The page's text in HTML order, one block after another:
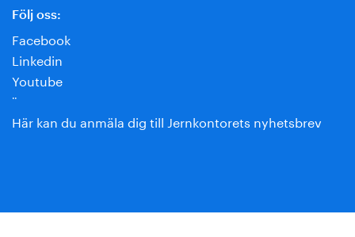
Följ oss:
Facebook
Linkedin
Youtube
¨
Här kan du anmäla dig till Jernkontorets nyhetsbrev